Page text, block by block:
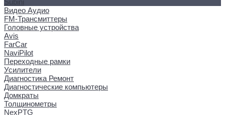
Subini
Видео Аудио
FM-Трансмиттеры
Головные устройства
Avis
FarCar
NaviPilot
Переходные рамки
Усилители
Диагностика Ремонт
Диагностические компьютеры
Домкраты
Толщинометры
NexPTG